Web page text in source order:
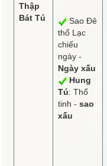
Thập
Bát Tú
Sao Đê
thổ Lạc
chiếu
ngày -
Ngày xấu
Hung
Tú: Thổ
tinh - sao
xấu